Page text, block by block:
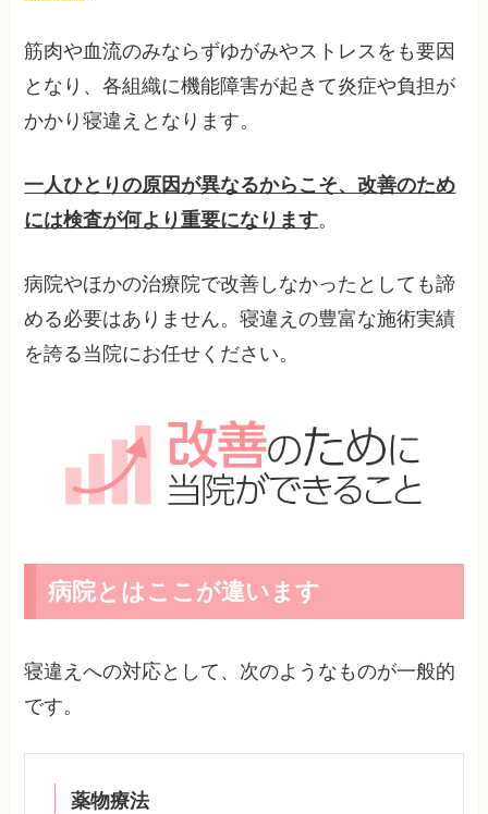
筋肉や血流のみならずゆがみやストレスをも要因
となり、各組織に機能障害が起きて炎症や負担が
かかり寝違えとなります。
一人ひとりの原因が異なるからこそ、改善のため
には検査が何より重要になります。
病院やほかの治療院で改善しなかったとしても諦
める必要はありません。寝違えの豊富な施術実績
を誇る当院にお任せください。
病院とはここが違います
寝違えへの対応として、次のようなものが一般的
です。
薬物療法